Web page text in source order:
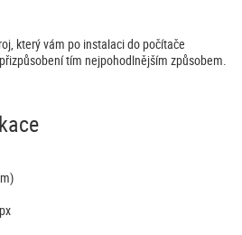
který vám po instalaci do počítače
tím nejpohodlnějším způsobem.